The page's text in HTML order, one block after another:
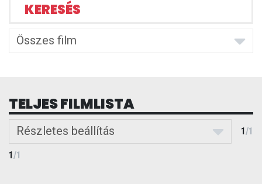
KERESÉS
Összes film
TELJES FILMLISTA
Részletes beállítás 1/1
1/1